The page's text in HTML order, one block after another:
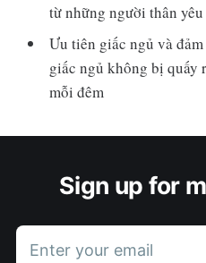
từ những người thân yêu
Ưu tiên giấc ngủ và
giấc ngủ không bị quấy
mỗi đêm
Sign up for
Enter your email